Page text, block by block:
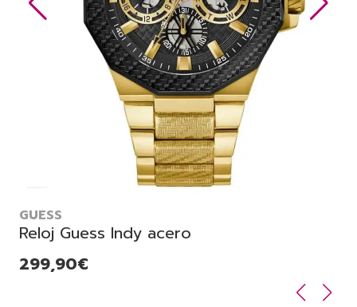
GUESS
Reloj Guess Indy acero
299,90€